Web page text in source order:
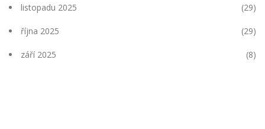
listopadu 2025 (29)
října 2025 (29)
září 2025 (8)